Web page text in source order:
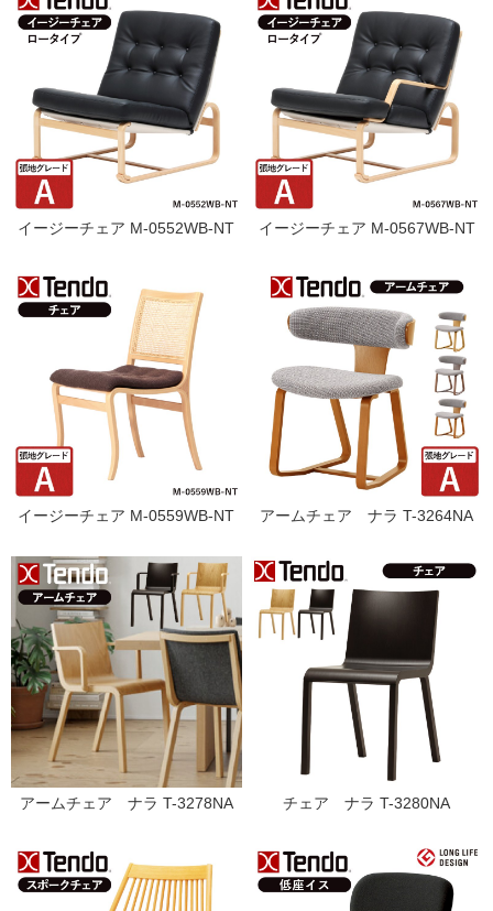
イージーチェア M-0552WB-NT イージーチェア M-0567WB-NT
イージーチェア M-0559WB-NT アームチェア ナラ T-3264NA
アームチェア ナラ T-3278NA チェア ナラ T-3280NA